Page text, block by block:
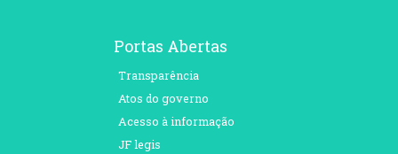
Portas Abertas
Transparência
Atos do governo
Acesso à informação
JF legis